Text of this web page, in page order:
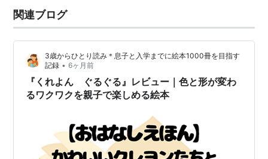
関連ブログ
3歳からひとり読み＊息子と入学までに絵本1000冊を目指す
記録 • 6ヶ月前
『くれよん ぐるぐる』レビュー｜色と形が変わ
るワクワクを親子で楽しめる絵本